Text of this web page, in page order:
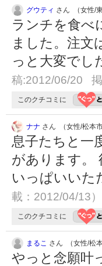
グウティ さん （女性/
ランチを食べ
ました。注文
っと大変でし
稿:2012/06/20 掲
このクチコミに
ナナ さん （女性/松本
息子たちと一
があります。
いっぱいいた
載：2012/04/13）
このクチコミに
まるこ さん （女性/松
やっと念願叶